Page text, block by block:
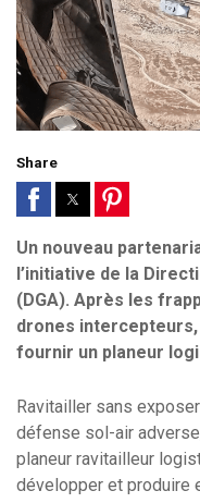
Share
Un nouveau
l’initiative de la
(DGA). Après les
drones
fournir un planeur
Ravitailler sans
défense sol-air
planeur ravitailleur
développer et produire